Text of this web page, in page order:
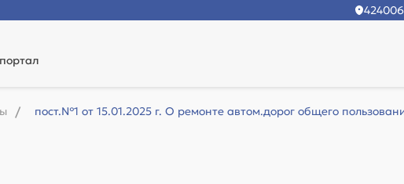
пост.№1 от 15.01.2025 г. О ремонте автом.дорог общего